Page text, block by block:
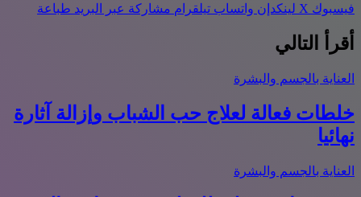
فيسبوك ‫X لينكدإن واتساب تيلقرام مشاركة عبر البريد طباعة
أقرأ التالي
العناية بالجسم والبشرة
خلطات فعالة لعلاج حب الشباب وإزالة آثارة
نهائيا
العناية بالجسم والبشرة